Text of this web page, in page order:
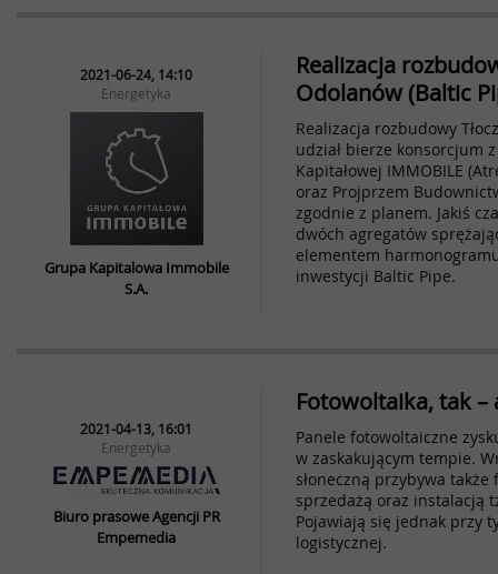
2021-06-24, 14:10
Energetyka
Grupa Kapitalowa Immobile
S.A.
Realizacja
Odolanów (Baltic
Realizacja rozbudowy
udział bierze konsorcjum
Kapitałowej IMMOBILE
oraz Projprzem
zgodnie z planem. Jakiś
dwóch agregatów
elementem
inwestycji Baltic Pipe.
2021-04-13, 16:01
Energetyka
Biuro prasowe Agencji PR
Empemedia
Fotowoltaika, tak –
Panele fotowoltaiczne
w zaskakującym tempie.
słoneczną przybywa
sprzedażą oraz instalacją
Pojawiają się jednak przy
logistycznej.